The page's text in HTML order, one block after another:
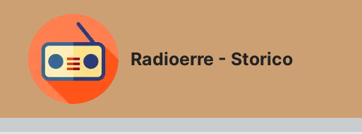
contenuto
Radioerre - Storico